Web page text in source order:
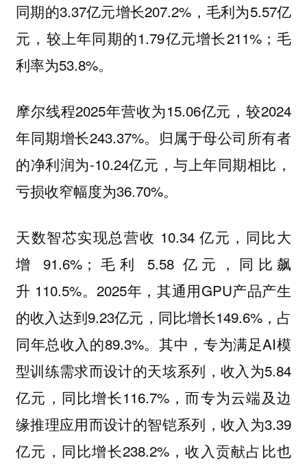
同期的3.37亿元增长207.2%，毛利为5.57亿
元，较上年同期的1.79亿元增长211%；毛
利率为53.8%。
摩尔线程2025年营收为15.06亿元，较2024
年同期增长243.37%。归属于母公司所有者
的净利润为-10.24亿元，与上年同期相比，
亏损收窄幅度为36.70%。
天数智芯实现总营收 10.34 亿元，同比大
增 91.6%；毛利 5.58 亿元，同比飙
升 110.5%。2025年，其通用GPU产品产生
的收入达到9.23亿元，同比增长149.6%，占
同年总收入的89.3%。其中，专为满足AI模
型训练需求而设计的天垓系列，收入为5.84
亿元，同比增长116.7%，而专为云端及边
缘推理应用而设计的智铠系列，收入为3.39
亿元，同比增长238.2%，收入贡献占比也